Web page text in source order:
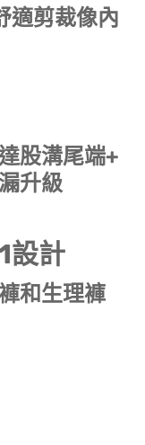
適剪裁像內
股溝尾端+
升級
設計
和生理褲